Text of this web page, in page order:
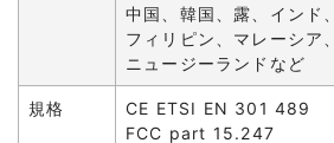
中国、韓国、露、インド
フィリピン、マレーシア
ニュージーランドなど
規格
CE ETSI EN 301 489
FCC part 15.247